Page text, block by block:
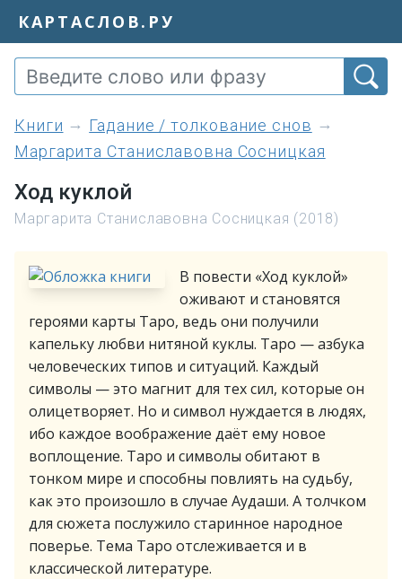
КАРТАСЛОВ.РУ
книги
Гадание / толкование снов
Маргарита Станиславовна Сосницкая
Ход куклой
Маргарита Станиславовна Сосницкая (2018)
В повести «Ход куклой»
оживают и становятся
героями карты Таро, ведь они получили
капельку любви нитяной куклы. Таро — азбука
человеческих типов и ситуаций. Каждый
символы — это магнит для тех сил, которые он
олицетворяет. Но и символ нуждается в людях,
ибо каждое воображение даёт ему новое
воплощение. Таро и символы обитают в
тонком мире и способны повлиять на судьбу,
как это произошло в случае Аудаши. А толчком
для сюжета послужило старинное народное
поверье. Тема Таро отслеживается и в
классической литературе.